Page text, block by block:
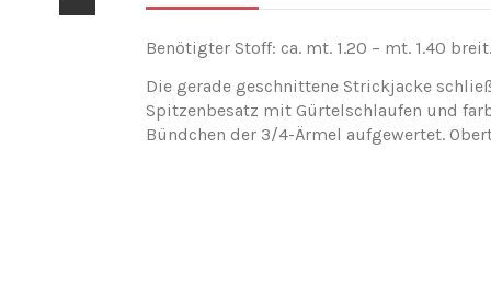
Benötigter Stoff: ca. mt. 1.20 – mt. 1.40
Die gerade geschnittene Strickjacke
Spitzenbesatz mit Gürtelschlaufen und
Bündchen der 3/4-Ärmel aufgewertet.